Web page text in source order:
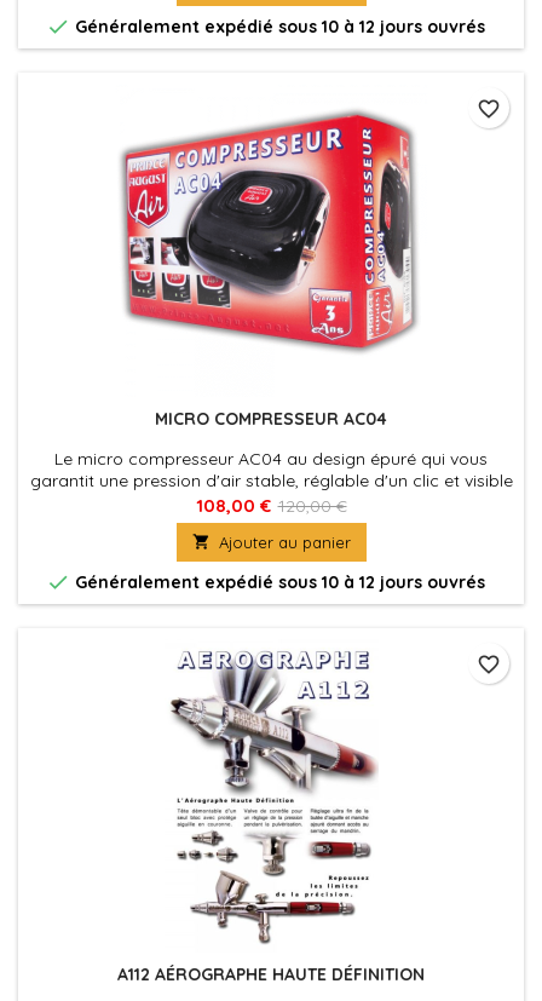
 Généralement expédié sous 10 à 12 jours ouvrés
MICRO COMPRESSEUR AC04
Le micro compresseur AC04 au design épuré qui vous
garantit une pression d'air stable, réglable d'un clic et visible
instantanément grâce à ses trois Led. Equipé d’un système
de marche/arrêt automatique, il ne fait tourner le moteur du
compresseur que lorsque vous pressez la gâchette de votre
aérographe.
108,00 € 120,00 €
 Ajouter au panier
 Généralement expédié sous 10 à 12 jours ouvrés
favorite_border
A112 AÉROGRAPHE HAUTE DÉFINITION
favorite_border